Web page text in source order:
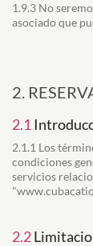
1.9.3 No
asociado que
2.
2.1
2.1.1 Los
condiciones
servicios
2.2